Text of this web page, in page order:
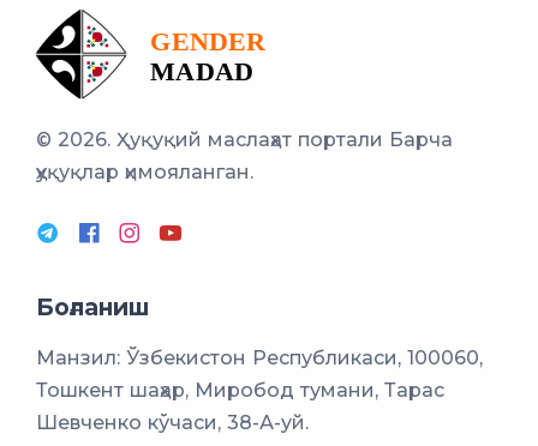
© 2026. Ҳуқуқий маслаҳат портали Барча
ҳуқуқлар ҳимояланган.
Боғланиш
Манзил: Ўзбекистон Республикаси, 100060,
Тошкент шаҳар, Миробод тумани, Тарас
Шевченко кўчаси, 38-А-уй.